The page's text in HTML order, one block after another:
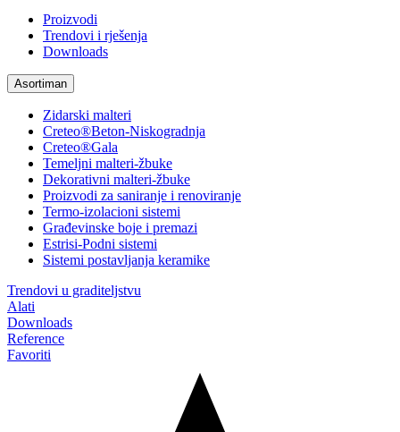
Proizvodi
Trendovi i rješenja
Downloads
Asortiman
Zidarski malteri
Creteo®Beton-Niskogradnja
Creteo®Gala
Temeljni malteri-žbuke
Dekorativni malteri-žbuke
Proizvodi za saniranje i renoviranje
Termo-izolacioni sistemi
Građevinske boje i premazi
Estrisi-Podni sistemi
Sistemi postavljanja keramike
Trendovi u graditeljstvu
Alati
Downloads
Reference
Favoriti